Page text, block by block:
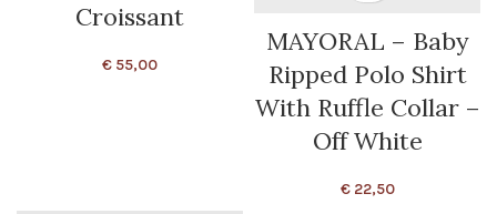
Croissant
€ 55,00
MAYORAL – Baby
Ripped Polo Shirt
With Ruffle Collar –
Off White
€22,50